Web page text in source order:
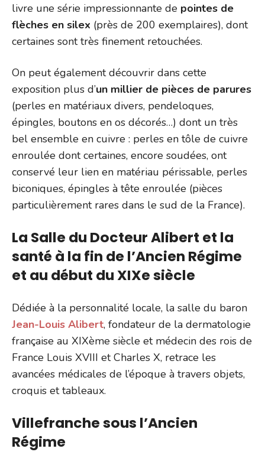
livre une série impressionnante de pointes de
flèches en silex (près de 200 exemplaires), dont
certaines sont très finement retouchées.
On peut également découvrir dans cette
exposition plus d’un millier de pièces de parures
(perles en matériaux divers, pendeloques,
épingles, boutons en os décorés…) dont un très
bel ensemble en cuivre : perles en tôle de cuivre
enroulée dont certaines, encore soudées, ont
conservé leur lien en matériau périssable, perles
biconiques, épingles à tête enroulée (pièces
particulièrement rares dans le sud de la France).
La Salle du Docteur Alibert et la
santé à la fin de l’Ancien Régime
et au début du XIXe siècle
Dédiée à la personnalité locale, la salle du baron
Jean-Louis Alibert, fondateur de la dermatologie
française au XIXème siècle et médecin des rois de
France Louis XVIII et Charles X, retrace les
avancées médicales de l’époque à travers objets,
croquis et tableaux.
Villefranche sous l’Ancien
Régime